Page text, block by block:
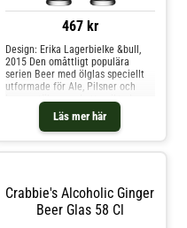
467 kr
Läs mer här
Design: Erika Lagerbielke &bull,
2015 Den omåttligt populära
serien Beer med ölglas speciellt
utformade för Ale, Pilsner och
Lager utökas med ett unikt glas
för IPA. Glasen i serien är
designade för att framhäva de
främsta doft och
Crabbie's Alcoholic Ginger
Beer Glas 58 Cl